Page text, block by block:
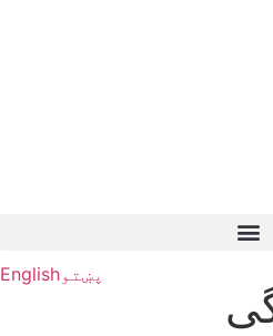
پښتوEnglish